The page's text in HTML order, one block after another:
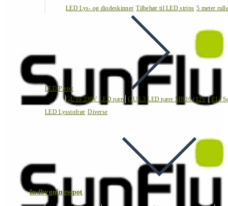
LED Lys- og diodeskinner Tilbehør til LED strips 5 meter
LED Pærer
GU10 230V LED pære GU5.3 LED pære MR16 (12V) E14
LED Lysstofrør Diverse
Indbygningsspot